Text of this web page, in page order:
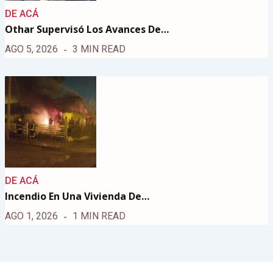
DE ACÁ
Othar Supervisó Los Avances De…
AGO 5, 2026 3 MIN READ
DE ACÁ
Incendio En Una Vivienda De…
AGO 1, 2026 1 MIN READ